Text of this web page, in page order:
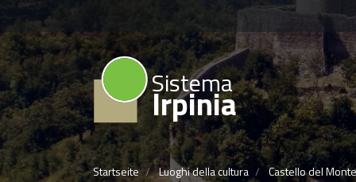
Sistema
Irpinia
Startseite Luoghi della cultura Castello del Monte